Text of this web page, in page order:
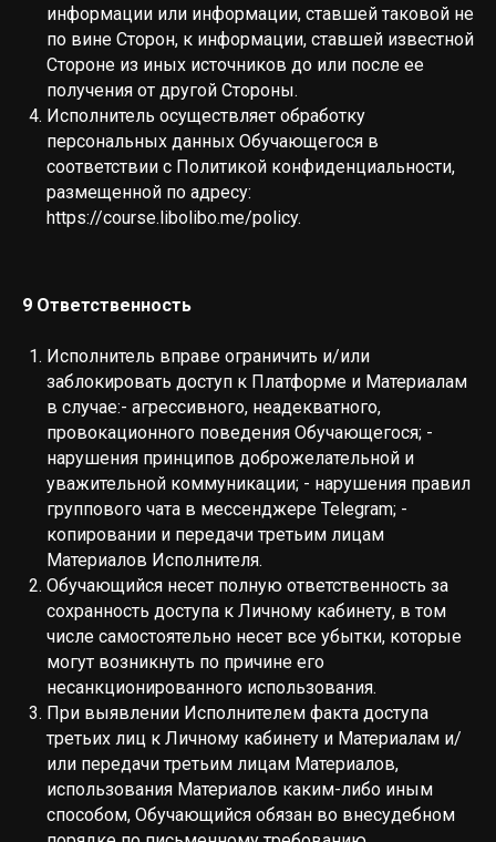
информации или информации, ставшей таковой не
по вине Сторон, к информации, ставшей известной
Стороне из иных источников до или после ее
получения от другой Стороны.
Исполнитель осуществляет обработку
персональных данных Обучающегося в
соответствии с Политикой конфиденциальности,
размещенной по адресу:
https://course.libolibo.me/policy.
9 Ответственность
Исполнитель вправе ограничить и/или
заблокировать доступ к Платформе и Материалам
в случае:- агрессивного, неадекватного,
провокационного поведения Обучающегося; -
нарушения принципов доброжелательной и
уважительной коммуникации; - нарушения правил
группового чата в мессенджере Telegram; -
копировании и передачи третьим лицам
Материалов Исполнителя.
Обучающийся несет полную ответственность за
сохранность доступа к Личному кабинету, в том
числе самостоятельно несет все убытки, которые
могут возникнуть по причине его
несанкционированного использования.
При выявлении Исполнителем факта доступа
третьих лиц к Личному кабинету и Материалам и/
или передачи третьим лицам Материалов,
использования Материалов каким-либо иным
способом, Обучающийся обязан во внесудебном